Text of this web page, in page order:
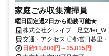
家庭ごみ収集清掃員
曜日固定週2日から勤務可能★
株式会社クレイブ 足立/tei_W
交通・アクセス 〇都営日暮里
分、自転車3分 「西新井大師西
日給11,600円～15,815円